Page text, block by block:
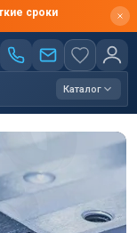
сроки
Каталог